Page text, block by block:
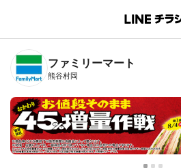
B
n
T
ファミリーマート
熊谷村岡